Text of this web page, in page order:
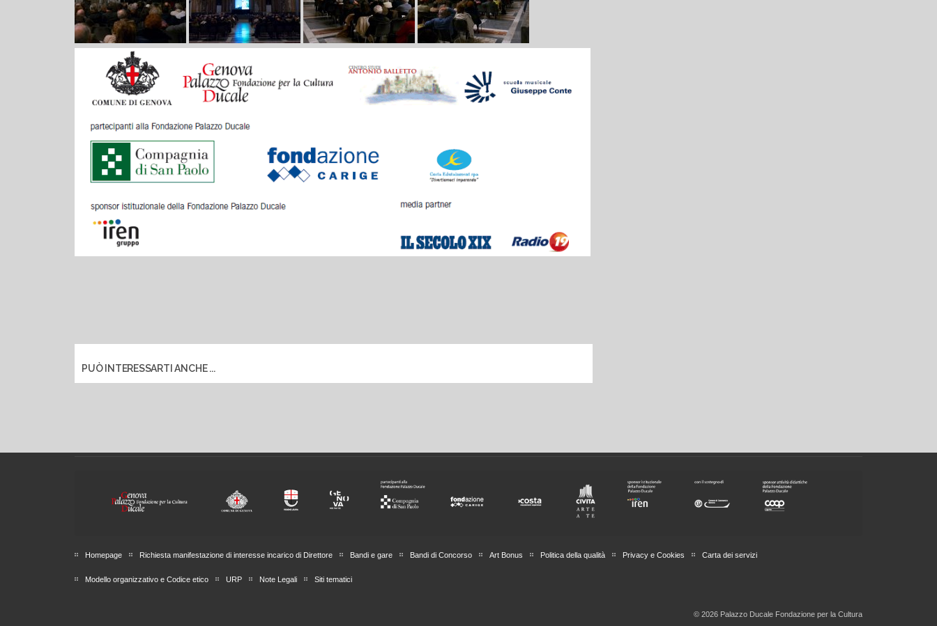
PUÒ INTERESSARTI ANCHE ...
Homepage Richiesta manifestazione di interesse incarico di Direttore Bandi e gare Bandi di Concorso Art Bonus Politica della qualità Privacy e Cookies Carta dei servizi
Modello organizzativo e Codice etico URP Note Legali Siti tematici
© 2026 Palazzo Ducale Fondazione per la Cultura